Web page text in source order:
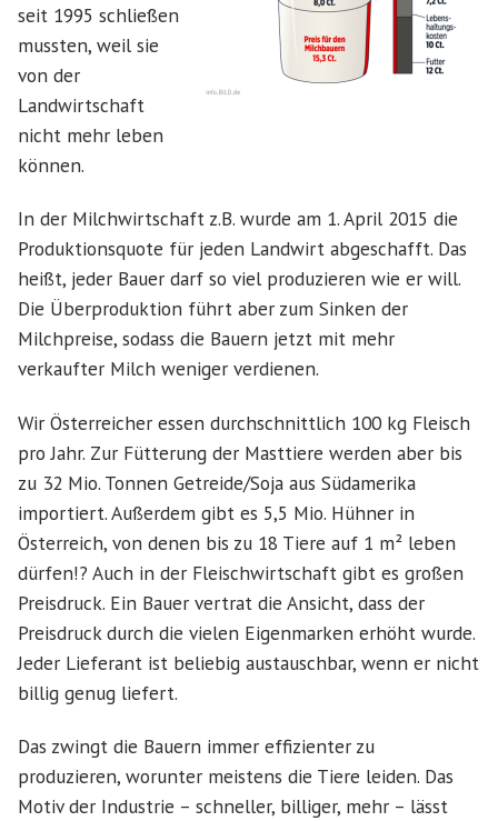
seit 1995 schließen
mussten, weil sie
von der
Landwirtschaft
nicht mehr leben
können.
In der Milchwirtschaft z.B. wurde am 1. April 2015 die
Produktionsquote für jeden Landwirt abgeschafft. Das
heißt, jeder Bauer darf so viel produzieren wie er will.
Die Überproduktion führt aber zum Sinken der
Milchpreise, sodass die Bauern jetzt mit mehr
verkaufter Milch weniger verdienen.
Wir Österreicher essen durchschnittlich 100 kg Fleisch
pro Jahr. Zur Fütterung der Masttiere werden aber bis
zu 32 Mio. Tonnen Getreide/Soja aus Südamerika
importiert. Außerdem gibt es 5,5 Mio. Hühner in
Österreich, von denen bis zu 18 Tiere auf 1 m² leben
dürfen!? Auch in der Fleischwirtschaft gibt es großen
Preisdruck. Ein Bauer vertrat die Ansicht, dass der
Preisdruck durch die vielen Eigenmarken erhöht wurde.
Jeder Lieferant ist beliebig austauschbar, wenn er nicht
billig genug liefert.
Das zwingt die Bauern immer effizienter zu
produzieren, worunter meistens die Tiere leiden. Das
Motiv der Industrie – schneller, billiger, mehr – lässt